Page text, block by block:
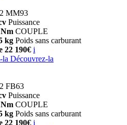
MM93
Puissance
COUPLE
kg Poids sans carburant
22 190€ i
la Découvrez-la
FB63
Puissance
COUPLE
kg Poids sans carburant
22 190€ i